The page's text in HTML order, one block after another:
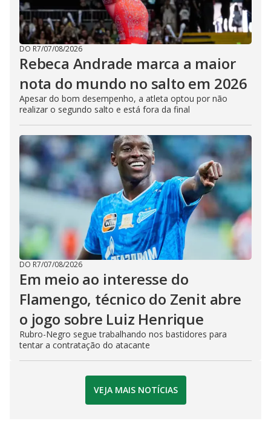
DO R7/07/08/2026
Rebeca Andrade marca a maior
nota do mundo no salto em 2026
Apesar do bom desempenho, a atleta optou por não
realizar o segundo salto e está fora da final
DO R7/07/08/2026
Em meio ao interesse do
Flamengo, técnico do Zenit abre
o jogo sobre Luiz Henrique
Rubro-Negro segue trabalhando nos bastidores para
tentar a contratação do atacante
VEJA MAIS NOTÍCIAS